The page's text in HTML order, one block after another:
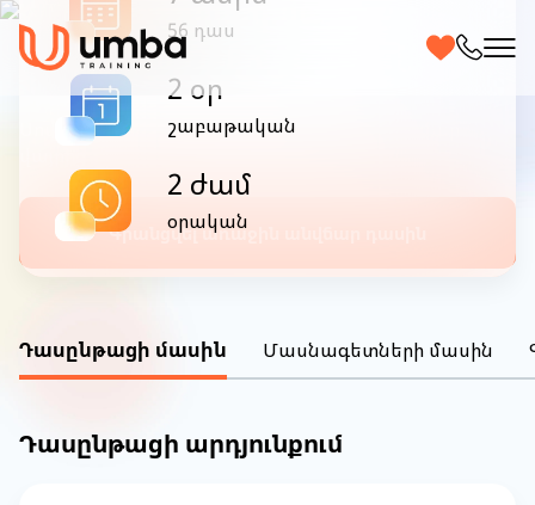
WEB ծրագրավորման
դասընթաց 0-ից | ՕՆԼԱՅՆ
Սովորեք Ձեզ հարմար ժամերին և Ձեզ հարմար
Գրանցվել առաջին անվճար դասին
56 դաս
2 օր
շաբաթական
2 ժամ
օրական
Դասընթացի մասին Մասնագետների մասին
Դասընթացի արդյունքում